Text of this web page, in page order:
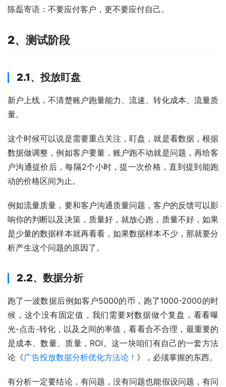
陈磊寄语：不要应付客户，更不要应付自己。
2、测试阶段
2.1、投放盯盘
新户上线，不清楚账户跑量能力、流速、转化成本、流量质
量。
这个时候可以说是需要重点关注，盯盘，就是看数据，根据
数据做调整，例如客户要量，账户跑不动就是问题，再给客
户沟通提价后，每隔2个小时，提一次价格，直到提到能跑
动的价格区间为止。
例如流量质量，要和客户沟通质量问题，客户的反馈可以影
响你的判断以及决策，质量好，就放心跑，质量不好，如果
是少量的数据样本就再看看，如果数据样本不少，那就要分
析产生这个问题的原因了。
2.2、数据分析
跑了一波数据后例如客户5000的币，跑了1000-2000的时
候，这个没有固定值，我们需要对数据做个复盘，看看曝
光-点击-转化，以及之间的率值，看看合不合理，最重要的
是成本、数量、质量，ROI。这一块咱们有自己的一套方法
论《广告投放数据分析优化方法论 ！ 》，必须掌握的东西。
有分析一定要结论，有问题，没有问题也能假设问题，有问